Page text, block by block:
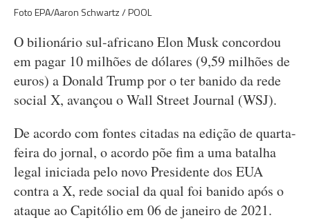
Foto EPA/Aaron Schwartz / POOL
O bilionário sul-africano Elon Musk concordou
em pagar 10 milhões de dólares (9,59 milhões de
euros) a Donald Trump por o ter banido da rede
social X, avançou o Wall Street Journal (WSJ).
De acordo com fontes citadas na edição de quarta-
feira do jornal, o acordo põe fim a uma batalha
legal iniciada pelo novo Presidente dos EUA
contra a X, rede social da qual foi banido após o
ataque ao Capitólio em 06 de janeiro de 2021.